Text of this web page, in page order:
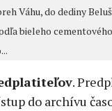
Váhu, do dediny
bieleho
.
do archívu